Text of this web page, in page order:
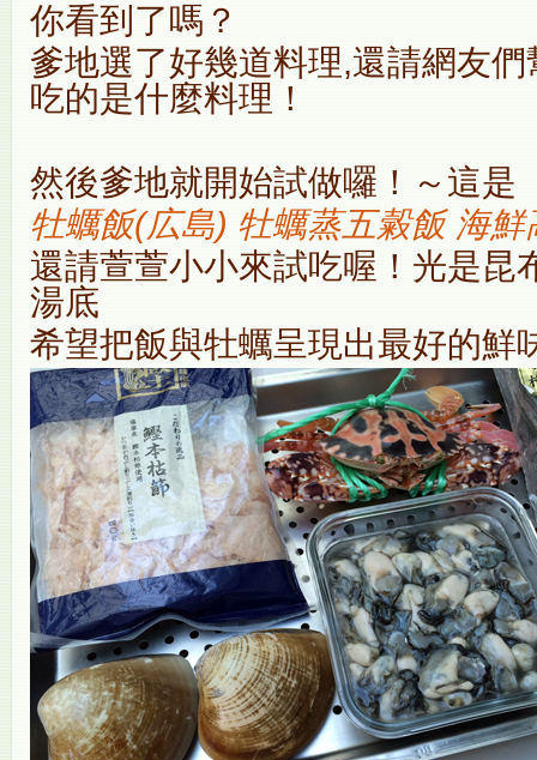
你看到了嗎？
爹地選了好幾道料理,還請網友
吃的是什麼料理！
然後爹地就開始試做囉！～這是
牡蠣飯(広島) 牡蠣蒸五糓飯 海鮮
還請萱萱小小來試吃喔！光是昆
湯底
希望把飯與牡蠣呈現出最好的鮮